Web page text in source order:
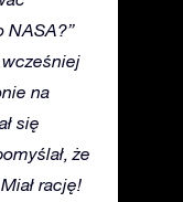
NASA?”
wcześniej
na
się
że
rację!